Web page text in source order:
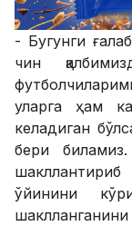
- Бугунги
чин
уларга ҳам
келадиган
бери
ўйинини